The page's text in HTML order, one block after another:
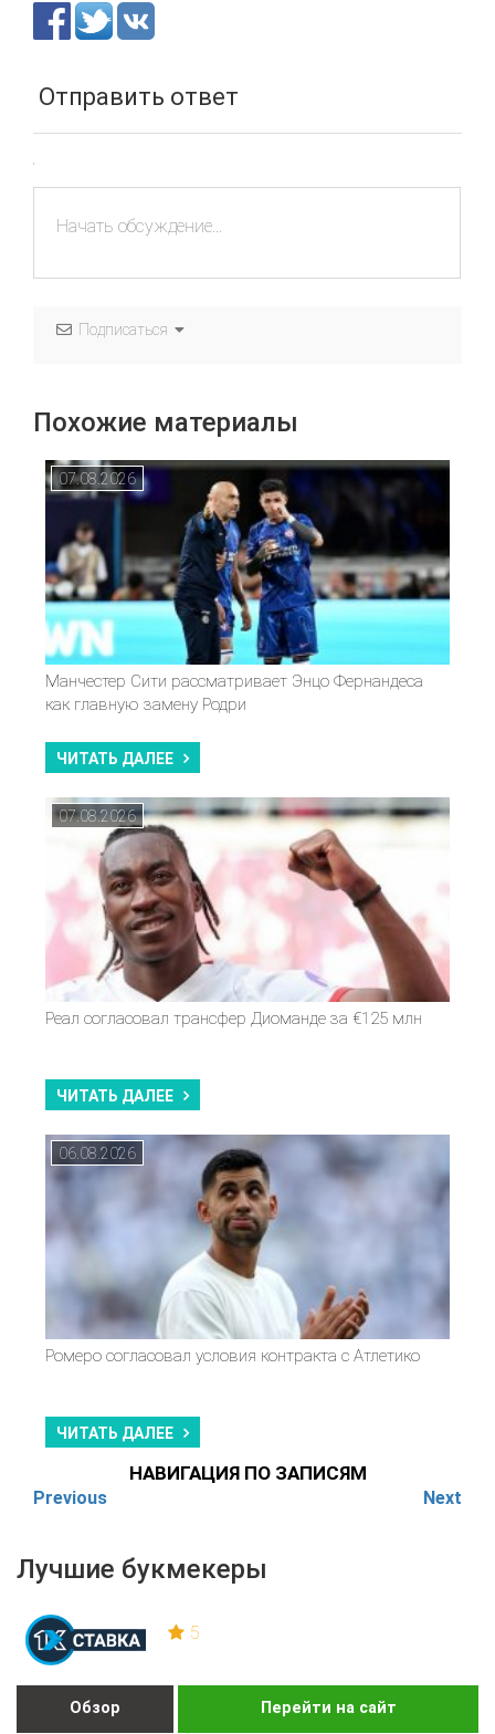
Лучшие букмекеры
5
Обзор Перейти на сайт
Отправить ответ
Подписаться
Похожие материалы
07.08.2026
Манчестер Сити рассматривает Энцо Фернандеса
как главную замену Родри
ЧИТАТЬ ДАЛЕЕ
07.08.2026
Реал согласовал трансфер Диоманде за €125 млн
ЧИТАТЬ ДАЛЕЕ
06.08.2026
Ромеро согласовал условия контракта с Атлетико
ЧИТАТЬ ДАЛЕЕ
НАВИГАЦИЯ ПО ЗАПИСЯМ
Previous Next